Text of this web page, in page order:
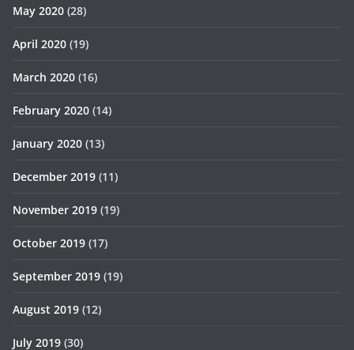
May 2020 (28)
April 2020 (19)
March 2020 (16)
February 2020 (14)
January 2020 (13)
December 2019 (11)
November 2019 (19)
October 2019 (17)
September 2019 (19)
August 2019 (12)
July 2019 (30)